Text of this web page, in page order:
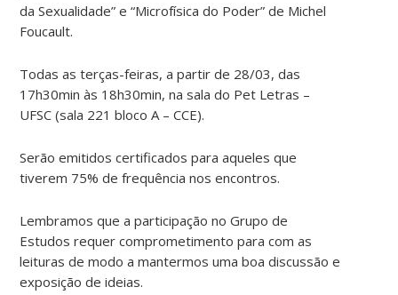
da Sexualidade” e “Microfísica do Poder” de Michel
Foucault.
Todas as terças-feiras, a partir de 28/03, das
17h30min às 18h30min, na sala do Pet Letras –
UFSC (sala 221 bloco A – CCE).
Serão emitidos certificados para aqueles que
tiverem 75% de frequência nos encontros.
Lembramos que a participação no Grupo de
Estudos requer comprometimento para com as
leituras de modo a mantermos uma boa discussão e
exposição de ideias.